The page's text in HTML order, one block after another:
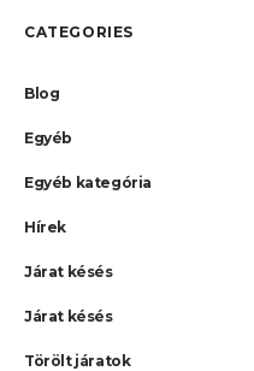
CATEGORIES
Blog
Egyéb
Egyéb kategória
Hírek
Járat késés
Járat késés
Törölt járatok